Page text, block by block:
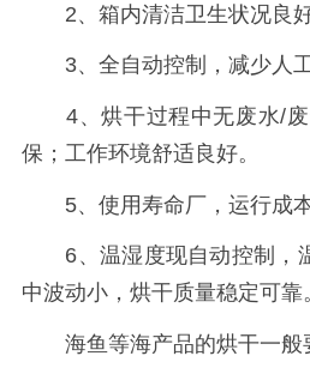
2、箱内清洁卫生状况良好
3、全自动控制，减少人工
4、烘干过程中无废水/废
保；工作环境舒适良好。
5、使用寿命厂，运行成本
6、温湿度现自动控制，
中波动小，烘干质量稳定可靠
海鱼等海产品的烘干一般